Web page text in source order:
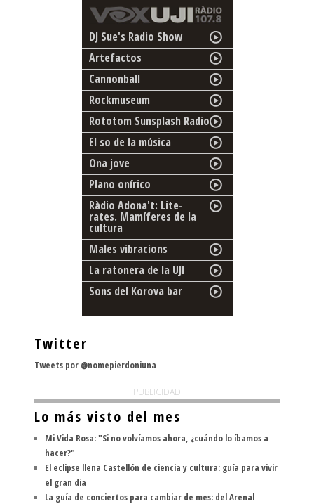
DJ Sue's Radio Show
Artefactos
Cannonball
Rockmuseum
Rototom Sunsplash Radio
El so de la música
Ona jove
Plano onírico
Ràdio Adona't: Lite-
rates. Mamíferes de la
cultura
Males vibracions
La ratonera de la UJI
Sons del Korova bar
Twitter
Tweets por @nomepierdoniuna
PUBLICIDAD
Lo más visto del mes
Mi Vida Rosa: "Si no volvíamos ahora, ¿cuándo lo íbamos a
hacer?"
El eclipse llena Castellón de ciencia y cultura: guía para vivir
el gran día
La guía de conciertos para cambiar de mes: del Arenal